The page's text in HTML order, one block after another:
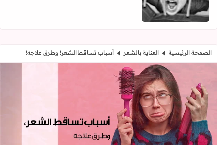
الصفحة الرئيسية العناية بالشعر أسباب تساقط الشعر! وطرق علاجه!
أسباب تساقط الشعر! وطرق علاجه!